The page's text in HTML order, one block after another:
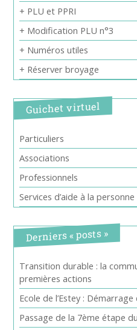
+ PLU et PPRI
+ Modification PLU n°3
+ Numéros utiles
+ Réserver broyage
Guichet virtuel
Particuliers
Associations
Professionnels
Services d’aide à la personne
Derniers « posts »
Transition durable : la
premières actions
Ecole de l’Estey :
Passage de la 7ème étape